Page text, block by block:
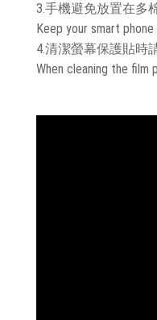
3.手機避免放置在多
Keep your smart
4.清潔螢幕保護貼時
When cleaning the